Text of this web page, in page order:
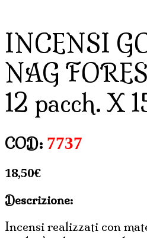
INCENSI
NAG
12 pacch. X
COD: 7737
18,50€
Descrizione:
Incensi realizzati con